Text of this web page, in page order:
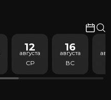
12
августа
СР
16
августа
ВС